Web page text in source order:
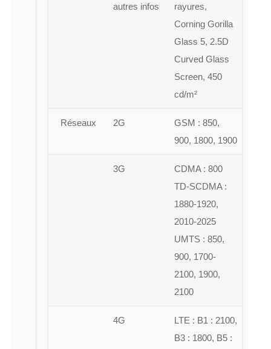
autres infos
rayures,
Corning Gorilla
Glass 5, 2.5D
Curved Glass
Screen, 450
cd/m²
Réseaux 2G
GSM : 850,
900, 1800, 1900
3G
CDMA : 800
TD-SCDMA :
1880-1920,
2010-2025
UMTS : 850,
900, 1700-
2100, 1900,
2100
4G
LTE : B1 : 2100,
B3 : 1800, B5 :